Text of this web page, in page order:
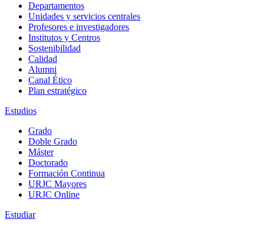
Departamentos
Unidades y servicios centrales
Profesores e investigadores
Institutos y Centros
Sostenibilidad
Calidad
Alumni
Canal Ético
Plan estratégico
Estudios
Grado
Doble Grado
Máster
Doctorado
Formación Continua
URJC Mayores
URJC Online
Estudiar